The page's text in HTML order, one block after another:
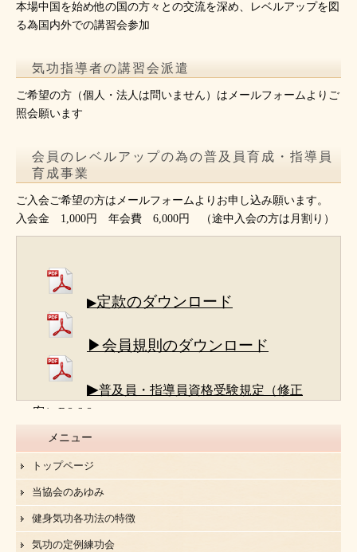
本場中国を始め他の国の方々との交流を深め、レベルアップを図
る為国内外での講習会参加
気功指導者の講習会派遣
ご希望の方（個人・法人は問いません）はメールフォームよりご
照会願います
会員のレベルアップの為の普及員育成・指導員
育成事業
ご入会ご希望の方はメールフォームよりお申し込み願います。
入会金 1,000円 年会費 6,000円 （途中入会の方は月割り）
▶定款のダウンロード
▶会員規則のダウンロード
▶普及員・指導員資格受験規定（修正
案）R8.6.8
メニュー
トップページ
当協会のあゆみ
健身気功各功法の特徴
気功の定例練功会